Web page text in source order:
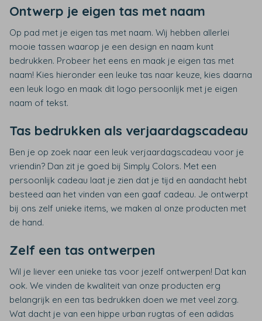
Ontwerp je eigen tas met naam
Op pad met je eigen tas met naam. Wij hebben allerlei
mooie tassen waarop je een design en naam kunt
bedrukken. Probeer het eens en maak je eigen tas met
naam! Kies hieronder een leuke tas naar keuze, kies daarna
een leuk logo en maak dit logo persoonlijk met je eigen
naam of tekst.
Tas bedrukken als verjaardagscadeau
Ben je op zoek naar een leuk verjaardagscadeau voor je
vriendin? Dan zit je goed bij Simply Colors. Met een
persoonlijk cadeau laat je zien dat je tijd en aandacht hebt
besteed aan het vinden van een gaaf cadeau. Je ontwerpt
bij ons zelf unieke items, we maken al onze producten met
de hand.
Zelf een tas ontwerpen
Wil je liever een unieke tas voor jezelf ontwerpen! Dat kan
ook. We vinden de kwaliteit van onze producten erg
belangrijk en een tas bedrukken doen we met veel zorg.
Wat dacht je van een hippe urban rugtas of een adidas